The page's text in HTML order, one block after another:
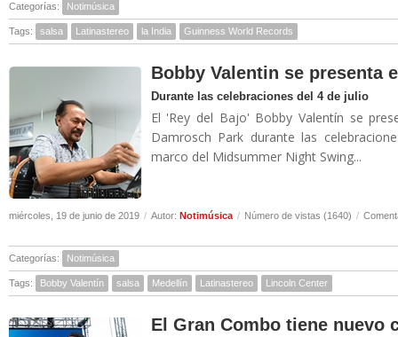
Categorías: Notimúsica
Tags: salsa Latinastereo la India Guinness World Records
Bobby Valentin se presenta
Durante las celebraciones del 4 de julio
El 'Rey del Bajo' Bobby Valentín se
Damrosch Park durante las
marco del Midsummer Night Swing...
miércoles, 19 de junio de 2019 / Autor: Notimúsica / Número de vistas (1640) /
Categorías: Notimúsica
Tags: Bobby Valentín salsa Medellín Latinastereo Lincoln Center
El Gran Combo tiene nuevo